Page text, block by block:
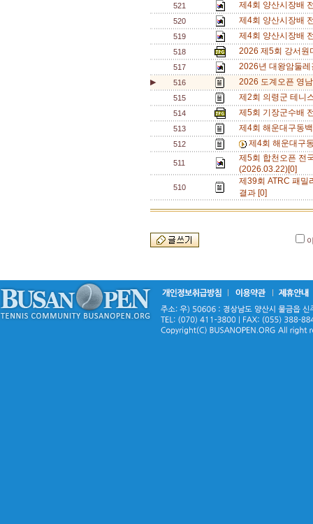
521 제4회 양산시장배
520 제4회 양산시장배
519 제4회 양산시장배
518 2026 제5회 강서
517 2026년 대왕암둘
▶ 516 2026 도계오픈 영
515 제2회 의령군 테니
514 제5회 기장군수배
513 제4회 해운대구동
512 제4회 해운대구
511
제5회 합천오픈 전
(2026.03.22)[0]
510
제39회 ATRC 패밀
결과 [0]